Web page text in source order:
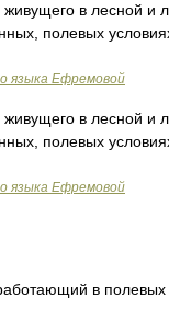
в лесной и
полевых
языка Ефремовой
в лесной и
полевых
языка Ефремовой
в полевых